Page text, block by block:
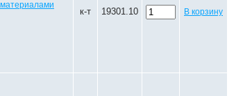
к-т 19301.10 В корзину